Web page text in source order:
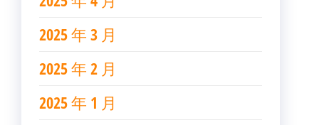
2025 年 3 月
2025 年 2 月
2025 年 1 月